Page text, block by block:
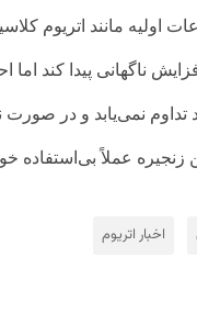
اولیه مانند اتریوم
ناگهانی پیدا کند اما
تداوم نمی‌یابد و در صورت
زنجیره عملاً بی‌استفاده
اخبار اتریوم